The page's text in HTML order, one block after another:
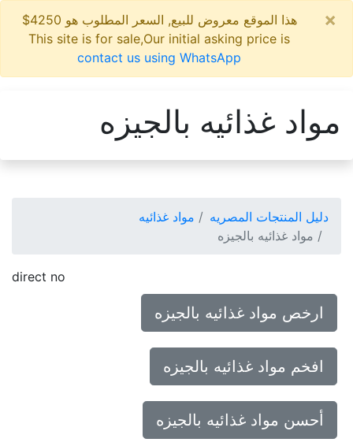
هذا الموقع معروض للبيع, السعر المطلوب هو 4250$
This site is for sale,Our initial asking price is
contact us using WhatsApp
مواد غذائيه بالجيزه
دليل المنتجات المصريه
مواد غذائيه
مواد غذائيه بالجيزه
direct no
ارخص مواد غذائيه بالجيزه
افخم مواد غذائيه بالجيزه
أحسن مواد غذائيه بالجيزه